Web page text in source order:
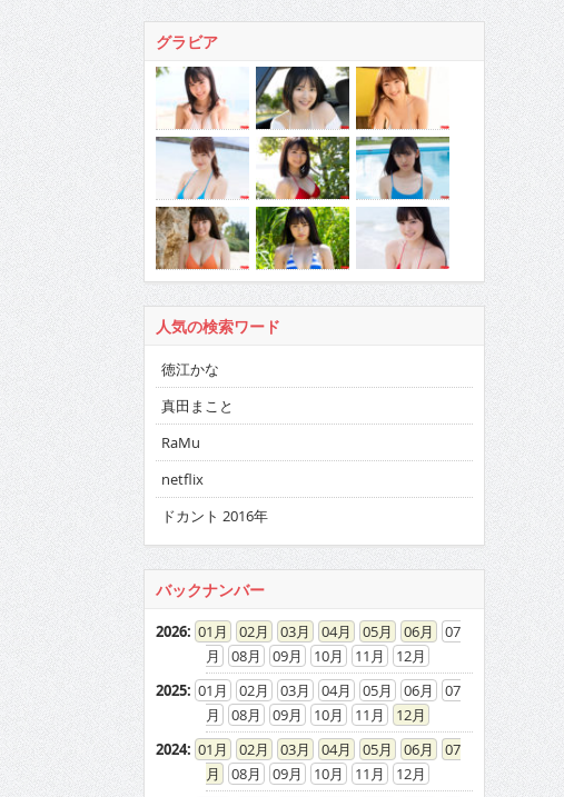
グラビア
人気の検索ワード
徳江かな
真田まこと
RaMu
netflix
ドカント 2016年
バックナンバー
2026: 01 02 03 04 05 06
07
08
09 10 11
12
2025: 01 02 03 04 05 06
07
08
09 10 11
12
2024: 01 02 03 04 05 06
07
08
09 10 11
12